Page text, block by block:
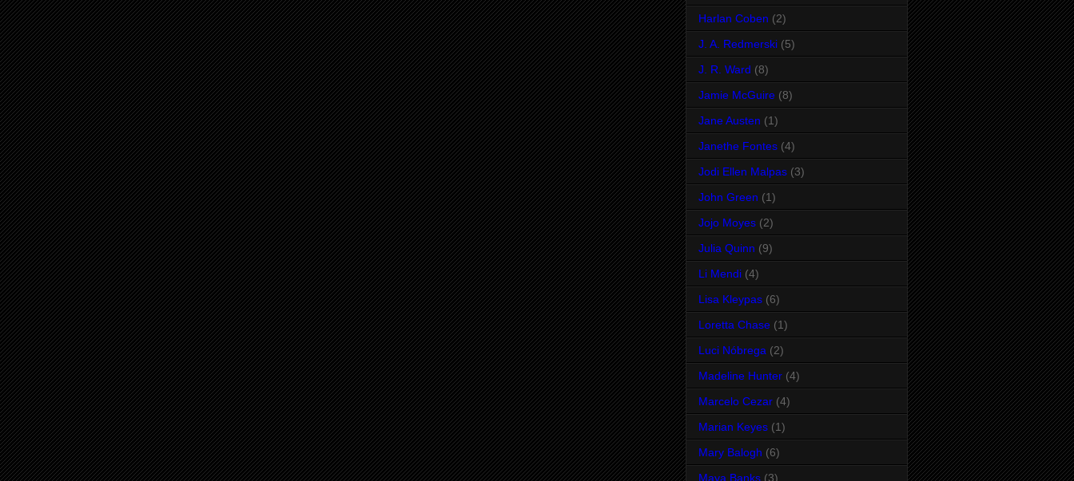
Harlan Coben (2)
J. A. Redmerski (5)
J. R. Ward (8)
Jamie McGuire (8)
Jane Austen (1)
Janethe Fontes (4)
Jodi Ellen Malpas (3)
John Green (1)
Jojo Moyes (2)
Julia Quinn (9)
Li Mendi (4)
Lisa Kleypas (6)
Loretta Chase (1)
Luci Nóbrega (2)
Madeline Hunter (4)
Marcelo Cezar (4)
Marian Keyes (1)
Mary Balogh (6)
Maya Banks (3)